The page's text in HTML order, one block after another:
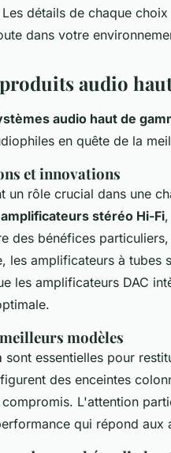
détails de chaque
dans votre
audio
audio haut de
en quête de la
et innovations
un rôle crucial dans une
stéréo Hi-Fi
des bénéfices
les amplificateurs à tubes
les amplificateurs DAC
modèles
sont essentielles pour
des enceintes
L'attention
qui répond aux